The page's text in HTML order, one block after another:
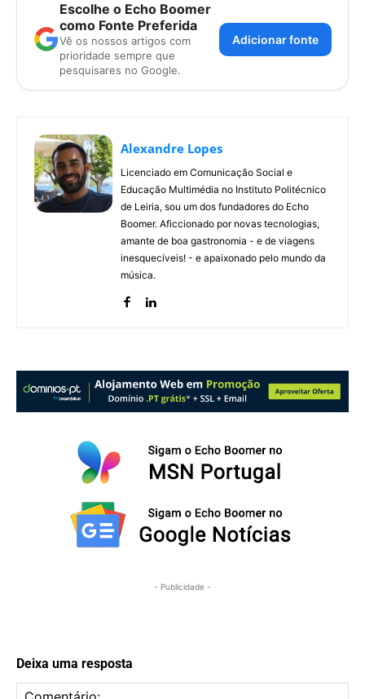
Escolhe o Echo Boomer
como Fonte Preferida
Vê os nossos artigos com
prioridade sempre que
pesquisares no Google.
Adicionar fonte
Alexandre Lopes
Licenciado em Comunicação Social e
Educação Multimédia no Instituto Politécnico
de Leiria, sou um dos fundadores do Echo
Boomer. Aficcionado por novas tecnologias,
amante de boa gastronomia - e de viagens
inesquecíveis! - e apaixonado pelo mundo da
música.
- Publicidade -
Deixa uma resposta